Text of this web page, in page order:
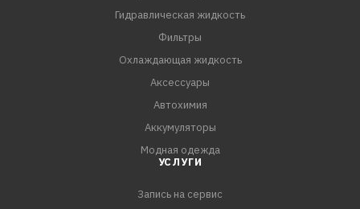
Гидравлическая жидкость
Фильтры
Охлаждающая жидкость
Аксессуары
Автохимия
Аккумуляторы
Модная одежда
УСЛУГИ
Запись на сервис